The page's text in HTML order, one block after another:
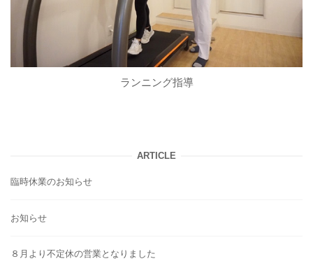
ランニング指導
ARTICLE
臨時休業のお知らせ
お知らせ
８月より不定休の営業となりました